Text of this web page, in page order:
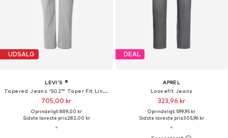
UDSALG
LEVI'S ®
Tapered Jeans '502™ Taper Fit Linen+ Denim Men's Jeans'
705,00 kr
Oprindeligt: 889,00 kr
Sidste laveste pris:282,00 kr
DEAL
APREL
Loosefit Jeans
323,96 kr
Oprindeligt: 599,95 kr
Sidste laveste pris:305,96 kr